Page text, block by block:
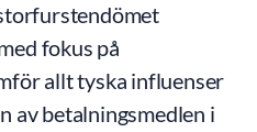
fokus på
allt tyska influenser
av betalningsmedlen i